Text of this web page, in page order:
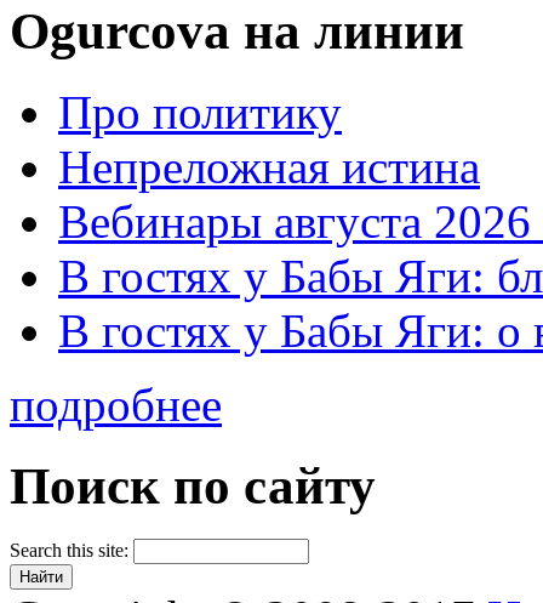
Ogurcova на линии
Про политику
Непреложная истина
Вебинары августа 2026
В гостях у Бабы Яги:
В гостях у Бабы Яги:
подробнее
Поиск по сайту
Search this site: